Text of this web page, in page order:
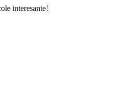
interesante!